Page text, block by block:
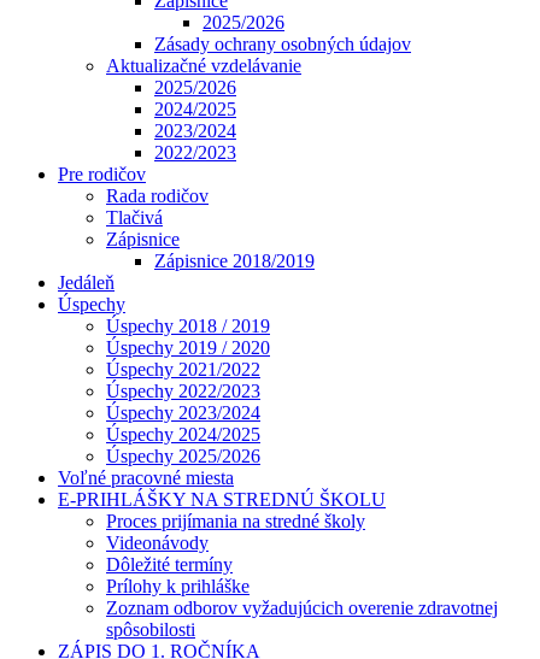
2025/2026
Zásady ochrany osobných údajov
Aktualizačné vzdelávanie
2025/2026
2024/2025
2023/2024
2022/2023
Pre rodičov
Rada rodičov
Tlačivá
Zápisnice
Zápisnice 2018/2019
Jedáleň
Úspechy
Úspechy 2018 / 2019
Úspechy 2019 / 2020
Úspechy 2021/2022
Úspechy 2022/2023
Úspechy 2023/2024
Úspechy 2024/2025
Úspechy 2025/2026
Voľné pracovné miesta
E-PRIHLÁŠKY NA STREDNÚ ŠKOLU
Proces prijímania na stredné školy
Videonávody
Dôležité termíny
Prílohy k prihláške
Zoznam odborov vyžadujúcich overenie zdravotnej
spôsobilosti
ZÁPIS DO 1. ROČNÍKA